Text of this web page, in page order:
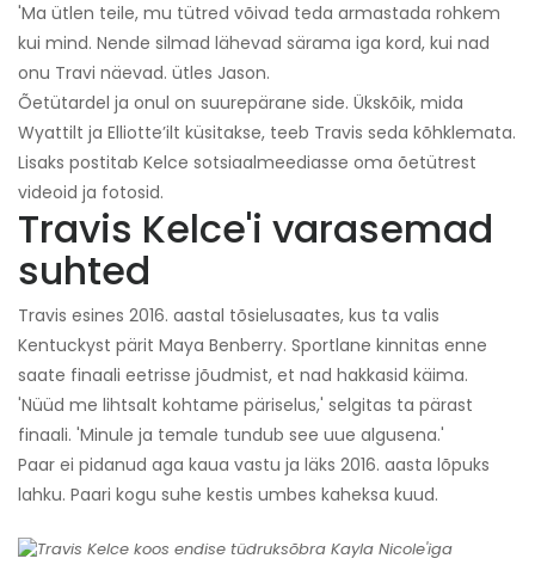
'Ma ütlen teile, mu tütred võivad teda armastada rohkem
kui mind. Nende silmad lähevad särama iga kord, kui nad
onu Travi näevad. ütles Jason.
Õetütardel ja onul on suurepärane side. Ükskõik, mida
Wyattilt ja Elliotte’ilt küsitakse, teeb Travis seda kõhklemata.
Lisaks postitab Kelce sotsiaalmeediasse oma õetütrest
videoid ja fotosid.
Travis Kelce'i varasemad
suhted
Travis esines 2016. aastal tõsielusaates, kus ta valis
Kentuckyst pärit Maya Benberry. Sportlane kinnitas enne
saate finaali eetrisse jõudmist, et nad hakkasid käima.
'Nüüd me lihtsalt kohtame päriselus,' selgitas ta pärast
finaali. 'Minule ja temale tundub see uue algusena.'
Paar ei pidanud aga kaua vastu ja läks 2016. aasta lõpuks
lahku. Paari kogu suhe kestis umbes kaheksa kuud.